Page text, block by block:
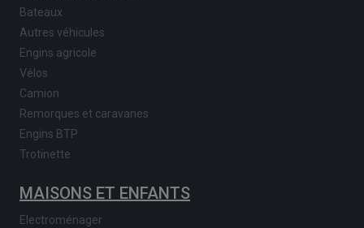
Bateaux
Autres véhicules
Engins agricole
Vélos
Camion
Remorques et caravanes
Engins BTP
Trotinette
MAISONS ET ENFANTS
Electroménager